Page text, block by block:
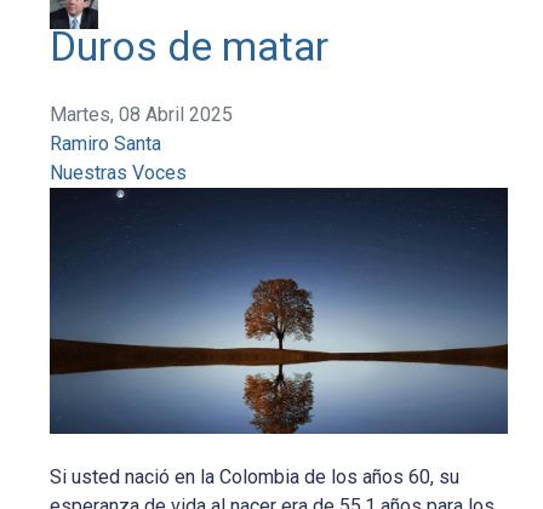
Duros de matar
Martes, 08 Abril 2025
Ramiro Santa
Nuestras Voces
Si usted nació en la Colombia de los años 60, su